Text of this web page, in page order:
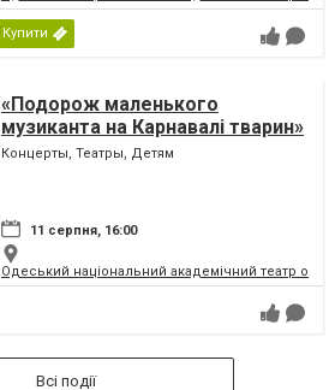
Купити
«Подорож маленького
музиканта на Карнавалі тварин»
(ОНАТОБ)
Концерты, Театры, Детям
11 серпня, 16:00
Одеський національний академічний театр
Всі події